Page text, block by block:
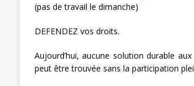
(pas de travail le dimanche)
DEFENDEZ vos droits.
Aujourd’hui, aucune solution durable
peut être trouvée sans la participation